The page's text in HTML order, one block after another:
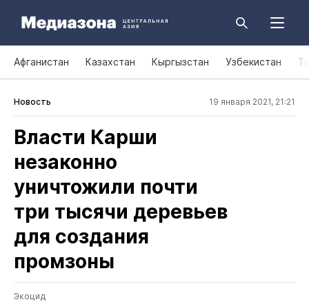
Афганистан Казахстан Кыргызстан Узбекистан
Новость 19 января 2021, 21:21
Власти Карши
незаконно
уничтожили почти
три тысячи деревьев
для создания
промзоны
Экоцид